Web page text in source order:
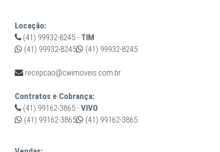
Locação:
(41) 99932-8245 - TIM
(41) 99932-8245
(41) 99932-8245
recepcao@cwimoveis.com.br
Contratos e Cobrança:
(41) 99162-3865 - VIVO
(41) 99162-3865
(41) 99162-3865